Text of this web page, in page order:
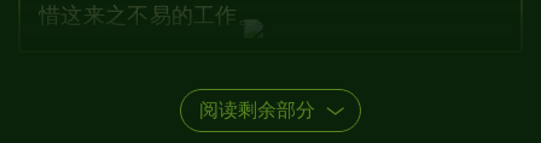
惜这来之不易的工作。
阅读剩余部分